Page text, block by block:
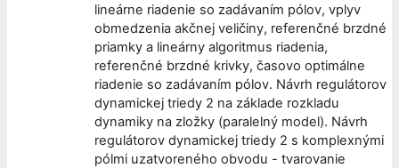
lineárne riadenie so zadávaním pólov, vplyv
obmedzenia akčnej veličiny, referenčné brzdné
priamky a lineárny algoritmus riadenia,
referenčné brzdné krivky, časovo optimálne
riadenie so zadávaním pólov. Návrh regulátorov
dynamickej triedy 2 na základe rozkladu
dynamiky na zložky (paralelný model). Návrh
regulátorov dynamickej triedy 2 s komplexnými
pólmi uzatvoreného obvodu - tvarovanie